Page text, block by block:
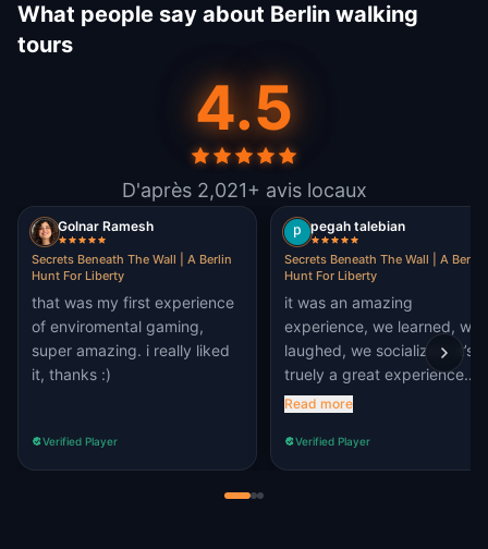
What people say about Berlin walking
tours
4.5
D'après 2,021+ avis locaux
Golnar Ramesh
Secrets Beneath The Wall | A Berlin
Hunt For Liberty
that was my first experience
of enviromental gaming,
super amazing. i really liked
it, thanks :)
Verified Player
pegah talebian
Secrets Beneath The Wall | A Berlin
Hunt For Liberty
it was an amazing
experience, we learned, we
laughed, we socialized. it’s
truely a great experience
even for people who are
places that I’ve never visited
before. puzzles are also
Read more
Verified Player